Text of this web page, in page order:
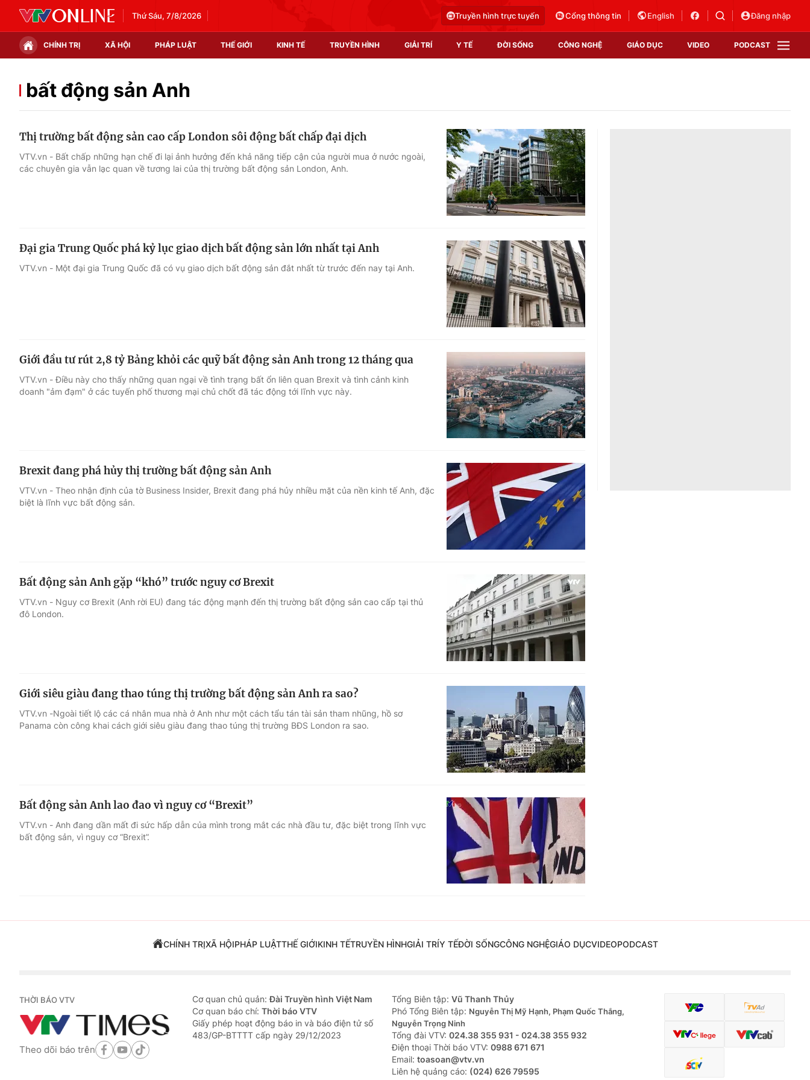
Thứ Sáu, 7/8/2026 Truyền hình trực tuyến Cổng thông tin English Đăng nhập
CHÍNH TRỊ XÃ HỘI PHÁP LUẬT THẾ GIỚI KINH TẾ TRUYỀN HÌNH GIẢI TRÍ Y TẾ ĐỜI SỐNG CÔNG NGHỆ GIÁO DỤC VIDEO PODCAST
Chính trị Xã hội
Thế giới đó đây
Thị trường
Hậu trường
Giải sao mai
Video
Shorts video
Podcast
EMagazine
Photo
Infographic
Góc ảnh
Điện ảnh
Âm nhạc
Sao
Du lịch
Làm đẹp
Chất lượng cuộc sống
Tuyển sinh
Học trực tuyến
Công nghệ
Hitech Công nghệ tương lai
Sản phẩm
Thị trường
Tư vấn
VTV Sức khoẻ
bất động sản Anh
Thị trường bất động sản cao cấp London sôi động bất chấp đại dịch
VTV.vn - Bất chấp những hạn chế đi lại ảnh hưởng đến khả năng tiếp cận của người mua ở nước ngoài,
các chuyên gia vẫn lạc quan về tương lai của thị trường bất động sản London, Anh.
Đại gia Trung Quốc phá kỷ lục giao dịch bất động sản lớn nhất tại Anh
VTV.vn - Một đại gia Trung Quốc đã có vụ giao dịch bất động sản đắt nhất từ trước đến nay tại Anh.
Giới đầu tư rút 2,8 tỷ Bảng khỏi các quỹ bất động sản Anh trong 12 tháng qua
VTV.vn - Điều này cho thấy những quan ngại về tình trạng bất ổn liên quan Brexit và tình cảnh kinh
doanh "ảm đạm" ở các tuyến phố thương mại chủ chốt đã tác động tới lĩnh vực này.
Brexit đang phá hủy thị trường bất động sản Anh
VTV.vn - Theo nhận định của tờ Business Insider, Brexit đang phá hủy nhiều mặt của nền kinh tế Anh, đặc
biệt là lĩnh vực bất động sản.
Bất động sản Anh gặp “khó” trước nguy cơ Brexit
VTV.vn - Nguy cơ Brexit (Anh rời EU) đang tác động mạnh đến thị trường bất động sản cao cấp tại thủ
đô London.
Giới siêu giàu đang thao túng thị trường bất động sản Anh ra sao?
VTV.vn -Ngoài tiết lộ các cá nhân mua nhà ở Anh như một cách tẩu tán tài sản tham nhũng, hồ sơ
Panama còn công khai cách giới siêu giàu đang thao túng thị trường BĐS London ra sao.
Bất động sản Anh lao đao vì nguy cơ “Brexit”
VTV.vn - Anh đang dần mất đi sức hấp dẫn của mình trong mắt các nhà đầu tư, đặc biệt trong lĩnh vực
bất động sản, vì nguy cơ “Brexit”.
CHÍNH TRỊXÃ HỘIPHÁP LUẬTTHẾ GIỚIKINH TẾTRUYỀN HÌNHGIẢI TRÍY TẾĐỜI SỐNGCÔNG NGHỆGIÁO DỤCVIDEOPODCAST
THỜI BÁO VTV
Theo dõi báo trên
Cơ quan chủ quản:Đài Truyền hình Việt Nam
Cơ quan báo chí: Thời báo VTV
Giấy phép hoạt động báo in và báo điện tử số
483/GP-BTTTT cấp ngày 29/12/2023
Tổng Biên tập: Vũ Thanh Thủy
Phó Tổng Biên tập: Nguyễn Thị Mỹ Hạnh, Phạm Quốc Thắng,
Nguyễn Trọng Ninh
Tổng đài VTV: 024.38 355 931 - 024.38 355 932
Ðiện thoại Thời báo VTV: 0988 671 671
Email: toasoan@vtv.vn
Liên hệ quảng cáo: (024) 626 79595